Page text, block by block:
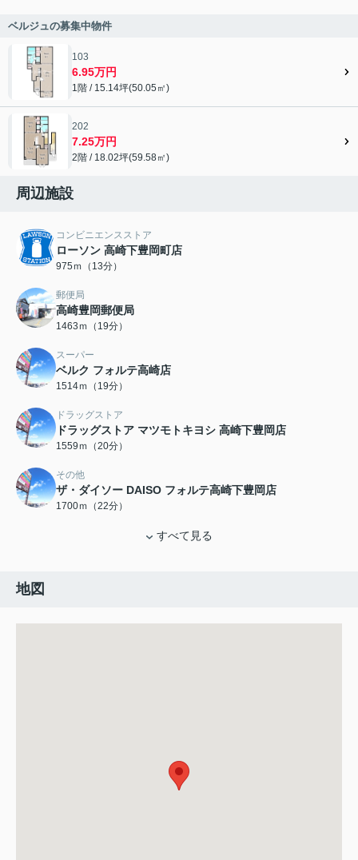
ベルジュの募集中物件
103
6.95万円
1階 / 15.14坪(50.05㎡)
202
7.25万円
2階 / 18.02坪(59.58㎡)
周辺施設
コンビニエンスストア
ローソン 高崎下豊岡町店
975ｍ（13分）
郵便局
高崎豊岡郵便局
1463ｍ（19分）
スーパー
ベルク フォルテ高崎店
1514ｍ（19分）
ドラッグストア
ドラッグストア マツモトキヨシ 高崎下豊岡店
1559ｍ（20分）
その他
ザ・ダイソー DAISO フォルテ高崎下豊岡店
1700ｍ（22分）
すべて見る
地図